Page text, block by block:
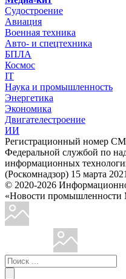
Судостроение
Авиация
Военная техника
Авто- и спецтехника
БПЛА
Космос
IT
Наука и промышленность
Энергетика
Экономика
Двигателестроение
ИИ
Регистрационный номер
Федеральной службой по
информационных
(Роскомнадзор) 15 марта
© 2020-2026
«Новости промышленности